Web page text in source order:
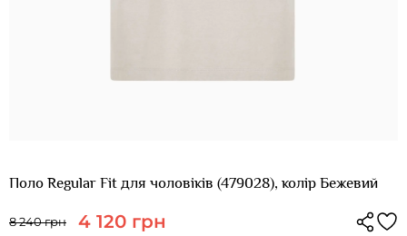
Поло Regular Fit для чоловіків (479028), колір Бежевий
8 240 грн 4 120 грн